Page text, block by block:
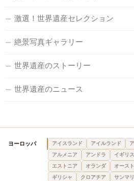
激選！世界遺産セレクション
絶景写真ギャラリー
世界遺産のストーリー
世界遺産のニュース
ヨーロッパ アイスランド アイルランド
アルメニア
アンドラ イギリス
エストニア
オランダ オース
ギリシャ
クロアチア サンマ